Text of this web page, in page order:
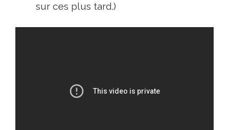
sur ces plus tard.)